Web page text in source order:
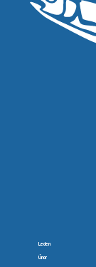
Leden
Únor